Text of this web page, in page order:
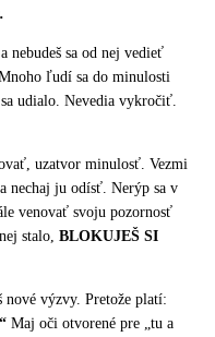
sa od nej vedieť
ľudí sa do minulosti
udialo. Nevedia vykročiť.
uzatvor minulosť. Vezmi
nechaj ju odísť. Nerýp sa v
venovať svoju pozornosť
stalo, BLOKUJEŠ SI
výzvy. Pretože platí:
Maj oči otvorené pre „tu a